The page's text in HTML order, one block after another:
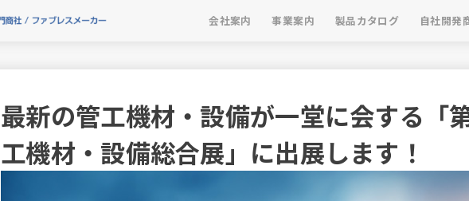
会社案内 事業案内 製品カタログ 自社開発
最新の管工機材・設備が一堂に会する「
工機材・設備総合展」に出展します！